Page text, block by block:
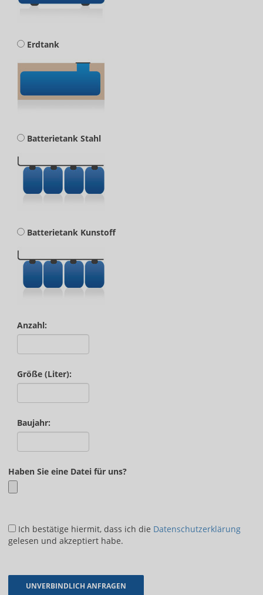
Erdtank
Batterietank Stahl
Batterietank Kunstoff
Anzahl:
Größe (Liter):
Baujahr:
Haben Sie eine Datei für uns?
Ich bestätige hiermit, dass ich die Datenschutzerklärung
gelesen und akzeptiert habe.